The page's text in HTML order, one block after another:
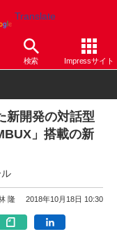
Translate
検索 Impressサイト
新開発の対話型
」搭載の新
隆 2018年10月18日 10:30